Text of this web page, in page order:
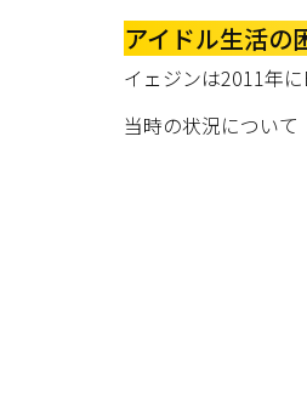
アイドル生活の
イェジンは2011年
当時の状況について